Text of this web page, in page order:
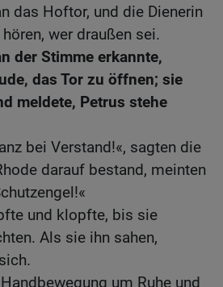
das Hoftor, und die Dienerin
wer draußen sei.
der Stimme erkannte,
das Tor zu öffnen; sie
meldete, Petrus stehe
bei Verstand!«, sagten die
darauf bestand, meinten
und klopfte, bis sie
Als sie ihn sahen,
um Ruhe und